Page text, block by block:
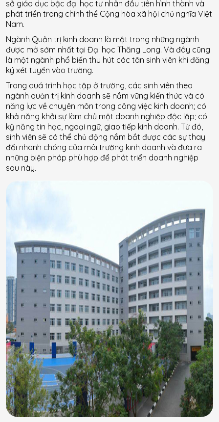
sở giáo dục bậc đại học tư nhân đầu tiên hình thành và
phát triển trong chính thể Cộng hòa xã hội chủ nghĩa Việt
Nam.
Ngành Quản trị kinh doanh là một trong những ngành
được mở sớm nhất tại Đại học Thăng Long. Và đây cũng
là một ngành phổ biến thu hút các tân sinh viên khi đăng
ký xét tuyển vào trường.
Trong quá trình học tập ở trường, các sinh viên theo
ngành quản trị kinh doanh sẽ nắm vững kiến thức và có
năng lực về chuyên môn trong công việc kinh doanh; có
khả năng khởi sự làm chủ một doanh nghiệp độc lập; có
kỹ năng tin học, ngoại ngữ, giao tiếp kinh doanh. Từ đó,
sinh viên sẽ có thể chủ động nắm bắt được các sự thay
đổi nhanh chóng của môi trường kinh doanh và đưa ra
những biện pháp phù hợp để phát triển doanh nghiệp
sau này.